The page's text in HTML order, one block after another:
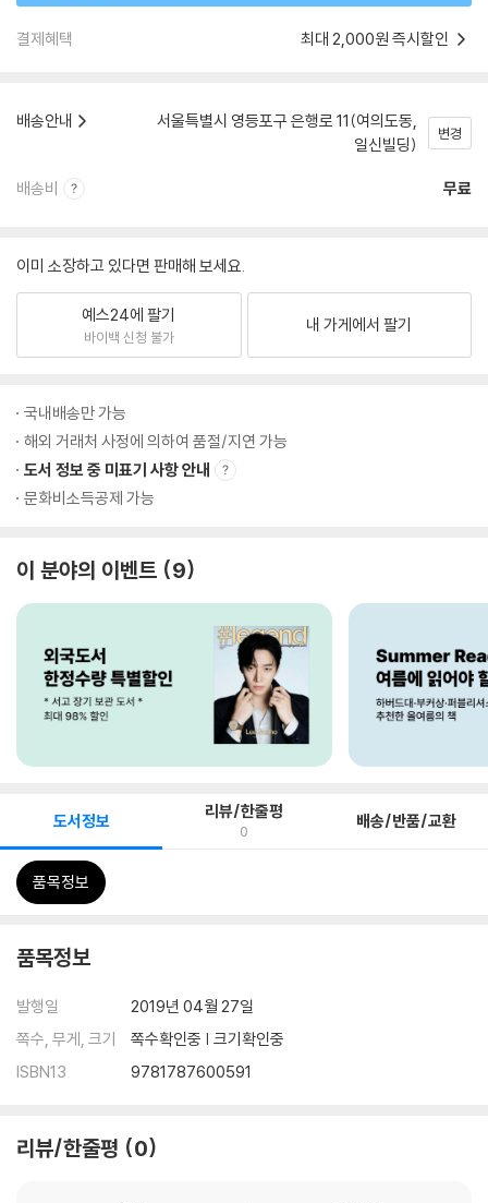
결제혜택 최대 2,000원 즉시할인
배송안내
서울특별시 영등포구 은행로 11(여의도동,
일신빌딩)
변경
배송비 무료
이미 소장하고 있다면 판매해 보세요.
예스24에 팔기
바이백 신청 불가
내 가게에서 팔기
국내배송만 가능
해외 거래처 사정에 의하여 품절/지연 가능
도서 정보 중 미표기 사항 안내
문화비소득공제 가능
이 분야의 이벤트 9
도서정보 리뷰/한줄평
0 배송/반품/교환
품목정보
품목정보
발행일
2019년 04월 27일
쪽수, 무게, 크기
쪽수확인중 | 크기확인중
ISBN13
9781787600591
리뷰/한줄평 0